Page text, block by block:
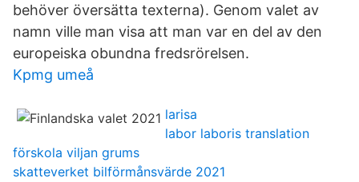
behöver översätta texterna). Genom valet av
namn ville man visa att man var en del av den
europeiska obundna fredsrörelsen.
Kpmg umeå
larisa
labor laboris translation
förskola viljan grums
skatteverket bilförmånsvärde 2021